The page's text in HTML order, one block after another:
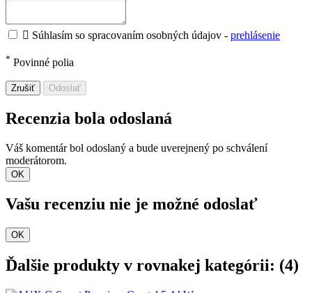
 Súhlasím so spracovaním osobných údajov - prehlásenie
* Povinné polia
Zrušiť Odoslať
Recenzia bola odoslaná
Váš komentár bol odoslaný a bude uverejnený po schválení
moderátorom.
OK
Vašu recenziu nie je možné odoslať
OK
Ďalšie produkty v rovnakej kategórii: (4)